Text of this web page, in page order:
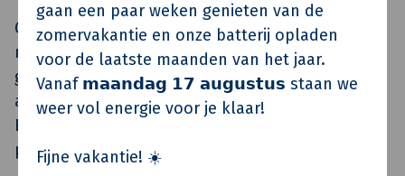
gaan een paar weken genieten van de
zomervakantie en onze batterij opladen
voor de laatste maanden van het jaar.
Vanaf 𝗺𝗮𝗮𝗻𝗱𝗮𝗴 𝟭𝟳 𝗮𝘂𝗴𝘂𝘀𝘁𝘂𝘀 staan we
weer vol energie voor je klaar!
Fijne vakantie! ☀️
Gezien de complexe opgave en de vele spelers
moesten de ruimtelijke ambities voor het gebied
goed op elkaar worden afgestemd en is een
aparte projectorganisatie opgericht (GEM
Bloemendalerpolder) om de samenwerkende
partijen aan te sturen en te ondersteunen.